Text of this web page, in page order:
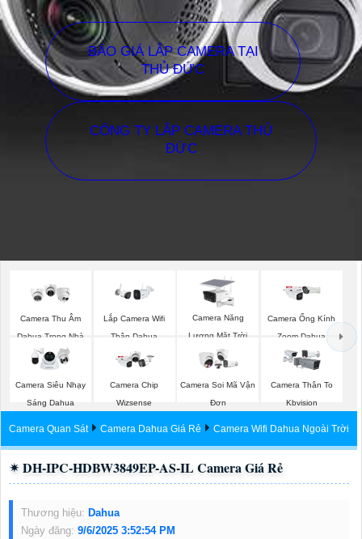
BÁO GIÁ LẮP CAMERA TẠI
THỦ ĐỨC
CÔNG TY LẮP CAMERA THỦ
ĐỨC
Camera Thu Âm
Dahua Trong Nhà
Lắp Camera Wifi
Thân Dahua
Camera Năng
Lượng Mặt Trời
Dahua
Camera Ống Kính
Zoom Dahua
Camera Siêu Nhạy
Sáng Dahua
Camera Chip
Wizsense
Camera Soi Mã Vận
Đơn
Camera Thân To
Kbvision
Camera Quan Sát Camera Dahua Giá Rẻ Camera Wifi Dahua Ngoài Trời
✴ DH-IPC-HDBW3849EP-AS-IL Camera Giá Rẻ
Thương hiệu: Dahua
Ngày đăng: 9/6/2025 3:52:54 PM